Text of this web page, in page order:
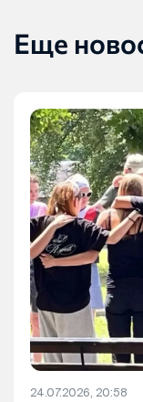
Еще
24.07.2026, 20:58